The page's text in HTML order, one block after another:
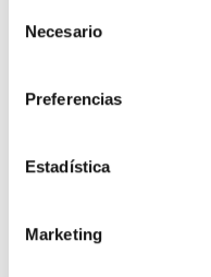
Necesario
Preferencias
Estadística
Marketing